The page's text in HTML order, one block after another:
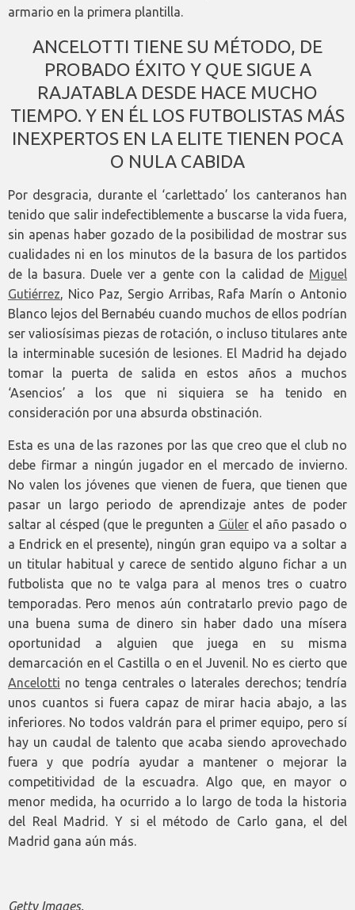
armario en la primera plantilla.
ANCELOTTI TIENE SU MÉTODO, DE
PROBADO ÉXITO Y QUE SIGUE A
RAJATABLA DESDE HACE MUCHO
TIEMPO. Y EN ÉL LOS FUTBOLISTAS MÁS
INEXPERTOS EN LA ELITE TIENEN POCA
O NULA CABIDA
Por desgracia, durante el ‘carlettado’ los canteranos han
tenido que salir indefectiblemente a buscarse la vida fuera,
sin apenas haber gozado de la posibilidad de mostrar sus
cualidades ni en los minutos de la basura de los partidos
de la basura. Duele ver a gente con la calidad de Miguel
Gutiérrez , Nico Paz, Sergio Arribas, Rafa Marín o Antonio
Blanco lejos del Bernabéu cuando muchos de ellos podrían
ser valiosísimas piezas de rotación, o incluso titulares ante
la interminable sucesión de lesiones. El Madrid ha dejado
tomar la puerta de salida en estos años a muchos
‘Asencios’ a los que ni siquiera se ha tenido en
consideración por una absurda obstinación.
Esta es una de las razones por las que creo que el club no
debe firmar a ningún jugador en el mercado de invierno.
No valen los jóvenes que vienen de fuera, que tienen que
pasar un largo periodo de aprendizaje antes de poder
saltar al césped (que le pregunten a Gülerel año pasado o
a Endrick en el presente), ningún gran equipo va a soltar a
un titular habitual y carece de sentido alguno fichar a un
futbolista que no te valga para al menos tres o cuatro
temporadas. Pero menos aún contratarlo previo pago de
una buena suma de dinero sin haber dado una mísera
oportunidad a alguien que juega en su misma
demarcación en el Castilla o en el Juvenil. No es cierto que
Ancelotti no tenga centrales o laterales derechos; tendría
unos cuantos si fuera capaz de mirar hacia abajo, a las
inferiores. No todos valdrán para el primer equipo, pero sí
hay un caudal de talento que acaba siendo aprovechado
fuera y que podría ayudar a mantener o mejorar la
competitividad de la escuadra. Algo que, en mayor o
menor medida, ha ocurrido a lo largo de toda la historia
del Real Madrid. Y si el método de Carlo gana, el del
Madrid gana aún más.
Getty Images.